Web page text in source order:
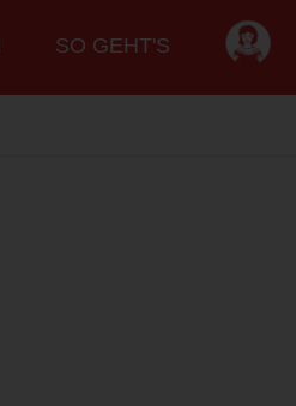
SO GEHT'S